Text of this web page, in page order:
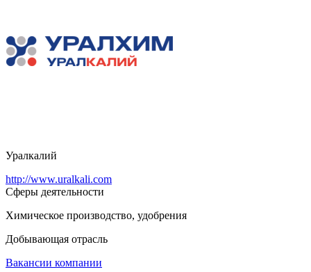
Уралкалий
http://www.uralkali.com
Сферы деятельности
Химическое производство, удобрения
Добывающая отрасль
Вакансии компании